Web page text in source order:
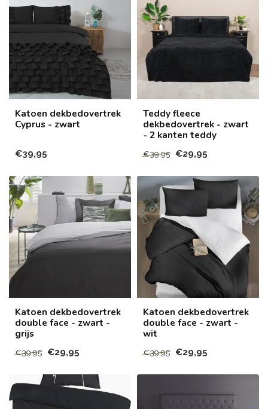
Katoen dekbedovertrek
Cyprus - zwart
€39,95
Teddy fleece
dekbedovertrek - zwart
- 2 kanten teddy
€39,95 €29,95
Katoen dekbedovertrek
double face - zwart -
grijs
€39,95 €29,95
Katoen dekbedovertrek
double face - zwart -
wit
€39,95 €29,95